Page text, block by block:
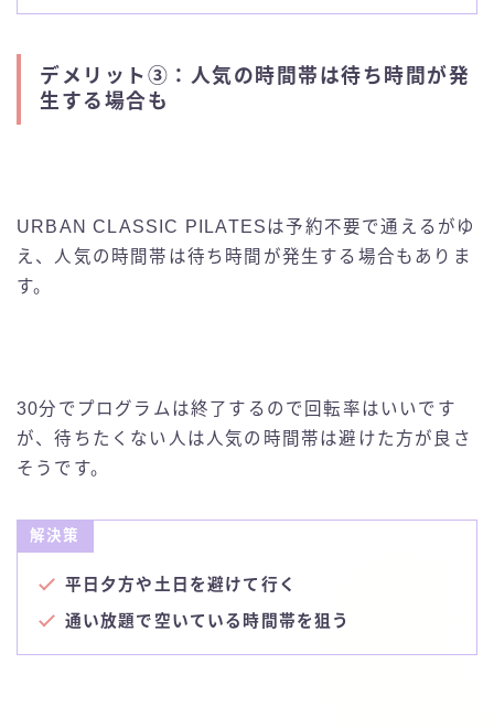
デメリット③：人気の時間帯は待ち時間が発
生する場合も
URBAN CLASSIC PILATESは予約不要で通えるがゆ
え、人気の時間帯は待ち時間が発生する場合もありま
す。
30分でプログラムは終了するので回転率はいいです
が、待ちたくない人は人気の時間帯は避けた方が良さ
そうです。
解決策
平日夕方や土日を避けて行く
通い放題で空いている時間帯を狙う